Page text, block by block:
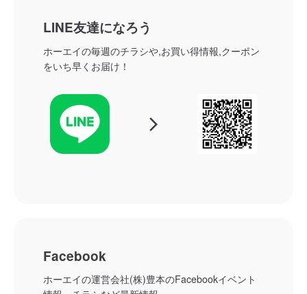
LINE友達になろう
ホーエイの毎週のチラシや,お買い得情報,クーポン
をいち早くお届け！
arrow_forward_ios
Facebook
ホーエイの運営会社(株)豊本のFacebookイベント